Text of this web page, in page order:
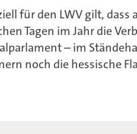
für den LWV gilt,
Tagen im Jahr die
– im
noch die hessische